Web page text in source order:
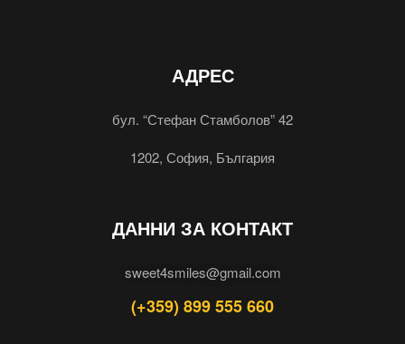
АДРЕС
бул. “Стефан Стамболов” 42
1202, София, България
ДАННИ ЗА КОНТАКТ
sweet4smiles@gmail.com
(+359) 899 555 660